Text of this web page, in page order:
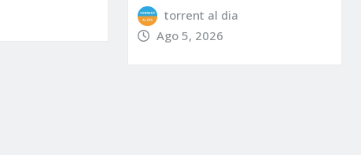
torrent al dia
Ago 5, 2026